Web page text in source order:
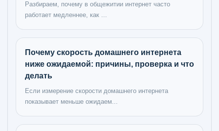
Разбираем, почему в общежитии интернет часто
работает медленнее, как ...
Почему скорость домашнего интернета
ниже ожидаемой: причины, проверка и что
делать
Если измерение скорости домашнего интернета
показывает меньше ожидаем...